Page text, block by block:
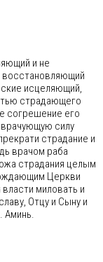
и не
исцеляющий,
страдающего
согрешение его
силу
страдание и
врачом раба
страдания целым
Церкви
миловать и
Отцу и Сыну и
Аминь.